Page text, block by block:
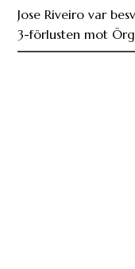
Jose Riveiro var
3-förlusten mot